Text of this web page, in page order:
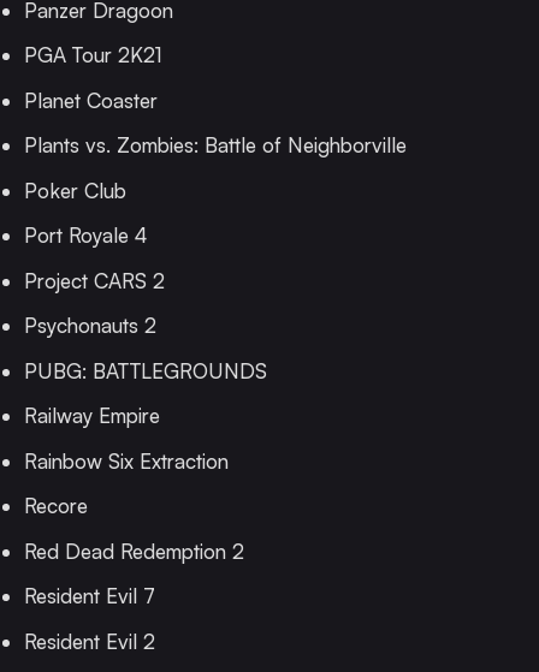
Panzer Dragoon
PGA Tour 2K21
Planet Coaster
Plants vs. Zombies: Battle of Neighborville
Poker Club
Port Royale 4
Project CARS 2
Psychonauts 2
PUBG: BATTLEGROUNDS
Railway Empire
Rainbow Six Extraction
Recore
Red Dead Redemption 2
Resident Evil 7
Resident Evil 2